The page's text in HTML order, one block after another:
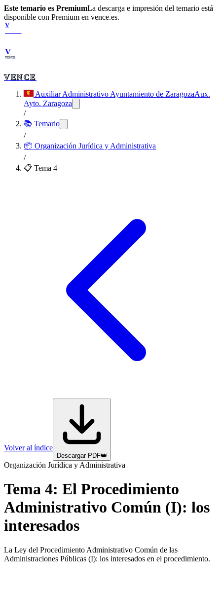
Este temario es PremiumLa descarga e impresión del temario está
disponible con Premium en vence.es.
V
V
VENCE
VENCE
Auxiliar Administrativo Ayuntamiento de ZaragozaAux.
Ayto. Zaragoza
/
📚 Temario
/
📦 Organización Jurídica y Administrativa
/
📋 Tema 4
Volver al índice
Descargar PDF👑
Organización Jurídica y Administrativa
Tema 4: El Procedimiento
Administrativo Común (I): los
interesados
La Ley del Procedimiento Administrativo Común de las
Administraciones Públicas (I): los interesados en el procedimiento.